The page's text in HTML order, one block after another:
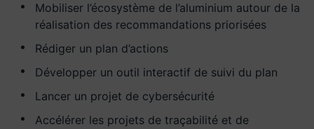
Mobiliser l’écosystème de l’aluminium autour de la
réalisation des recommandations priorisées
Rédiger un plan d’actions
Développer un outil interactif de suivi du plan
Lancer un projet de cybersécurité
Accélérer les projets de traçabilité et de